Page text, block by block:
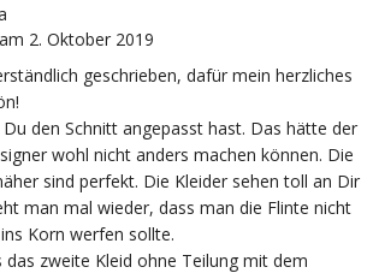
am 2. Oktober 2019
geschrieben, dafür mein herzliches
den Schnitt angepasst hast. Das hätte der
wohl nicht anders machen können. Die
sind perfekt. Die Kleider sehen toll an Dir
man mal wieder, dass man die Flinte nicht
Korn werfen sollte.
das zweite Kleid ohne Teilung mit dem